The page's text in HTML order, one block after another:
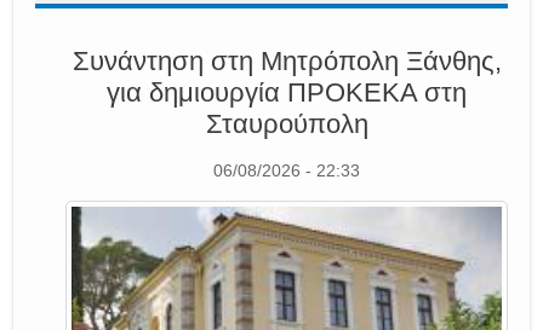
Συνάντηση στη Μητρόπολη Ξάνθης,
για δημιουργία ΠΡΟΚΕΚΑ στη
Σταυρούπολη
06/08/2026 - 22:33